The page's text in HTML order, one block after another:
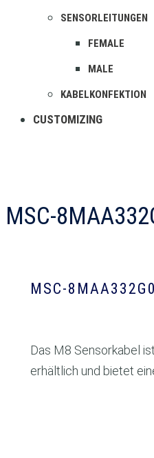
SENSORLEITUNGEN
FEMALE
MALE
KABELKONFEKTION
CUSTOMIZING
MSC-
MSC-
Das M8 Sensorkabel
erhältlich und bietet